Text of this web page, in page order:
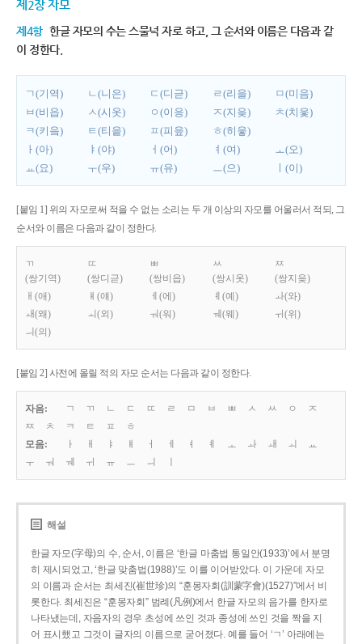
제2장 자모
제4항 한글 자모의 수는 스물넉 자로 하고, 그 순서와 이름은 다음과 같
이 정한다.
ㄱ(기역) ㄴ(니은) ㄷ(디귿) ㄹ(리을)
ㅁ(미음)
ㅂ(비읍)
ㅅ(시옷) ㅇ(이응) ㅈ(지읒)
ㅊ(치읓)
ㅋ(키읔)
ㅌ(티읕) ㅍ(피읖)
ㅎ(히읗)
ㅏ(아)
ㅑ(야) ㅓ(어) ㅕ(여)
ㅗ(오)
ㅛ(요)
ㅜ(우) ㅠ(유) ㅡ(으) ㅣ(이)
[붙임 1] 위의 자모로써 적을 수 없는 소리는 두 개 이상의 자모를 어울러서 적되, 그
순서와 이름은 다음과 같이 정한다.
ㄲ
(쌍기역)
ㄸ
(쌍디귿)
ㅃ
(쌍비읍)
ㅆ
(쌍시옷)
ㅉ
(쌍지읒)
ㅐ(애)
ㅒ(얘) ㅔ(에) ㅖ(예)
ㅘ(와)
ㅙ(왜)
ㅚ(외) ㅝ(워) ㅞ(웨)
ㅟ(위)
ㅢ(의)
[붙임 2] 사전에 올릴 적의 자모 순서는 다음과 같이 정한다.
자음: ㄱ ㄲ ㄴ ㄷ ㄸ ㄹ ㅁ ㅂ ㅃ ㅅ ㅆ ㅇ
ㅈ
ㅉ
ㅊ ㅋ ㅌ ㅍ
ㅎ
모음:
ㅏ ㅐ ㅑ ㅒ ㅓ ㅔ ㅕ ㅖ ㅗ ㅘ ㅙ ㅚ
ㅛ
ㅜ
ㅝ ㅞ ㅟ ㅠ ㅡ ㅢ
해설
한글 자모(字母)의 수, 순서, 이름은 ‘한글 마춤법 통일안(1933)’에서 분명
히 제시되었고, ‘한글 맞춤법(1988)’도 이를 이어받았다. 이 가운데 자모
의 이름과 순서는 최세진(崔世珍)의 “훈몽자회(訓蒙字會)(1527)”에서 비
롯한다. 최세진은 “훈몽자회” 범례(凡例)에서 한글 자모의 음가를 한자로
나타냈는데, 자음자의 경우 초성에 쓰인 것과 종성에 쓰인 것을 짝을 지
어 표시했고 그것이 글자의 이름으로 굳어졌다. 예를 들어 ‘ㄱ’ 아래에는